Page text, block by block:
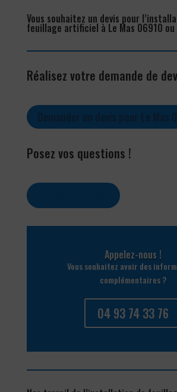
Vous souhaitez un devis pour
feuillage artificiel à Le Mas 06910
Réalisez votre demande de
Posez vos questions !
Appelez-nous !
Vous souhaitez avoir des
complémentaires ?
04 93 74 33 76